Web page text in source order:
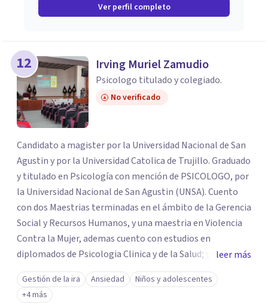
Ver perfil completo
12 Irving Muriel Zamudio
Psicologo titulado y colegiado.
No verificado
Candidato a magister por la Universidad Nacional de San
Agustin y por la Universidad Catolica de Trujillo. Graduado
y titulado en Psicología con mención de PSICOLOGO, por
la Universidad Nacional de San Agustin (UNSA). Cuento
con dos Maestrias terminadas en el ámbito de la Gerencia
Social y Recursos Humanos, y una maestria en Violencia
Contra la Mujer, ademas cuento con estudios en
diplomados de Psicologia Clinica y de la Salud; y tambien
de Intervencion, Orientacion y Psicoterapia breve,
asimismo estudios de Psicologia de las Emergencias. Me
encuentro realizando investigaciones en la area de la
leer más
Gestión de la ira Ansiedad
Niños y adolescentes
+4 más